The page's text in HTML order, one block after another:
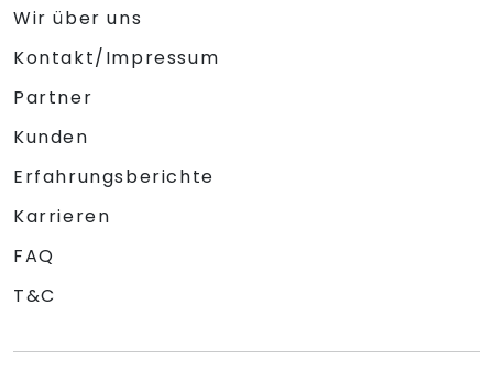
Wir über uns
Kontakt/Impressum
Partner
Kunden
Erfahrungsberichte
Karrieren
FAQ
T&C